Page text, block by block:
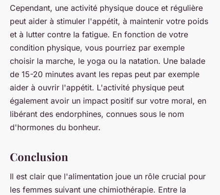
Cependant, une activité physique douce et régulière
peut aider à stimuler l'appétit, à maintenir votre poids
et à lutter contre la fatigue. En fonction de votre
condition physique, vous pourriez par exemple
choisir la marche, le yoga ou la natation. Une balade
de 15-20 minutes avant les repas peut par exemple
aider à ouvrir l'appétit. L'activité physique peut
également avoir un impact positif sur votre moral, en
libérant des endorphines, connues sous le nom
d'hormones du bonheur.
Conclusion
Il est clair que l'alimentation joue un rôle crucial pour
les femmes suivant une chimiothérapie. Entre la